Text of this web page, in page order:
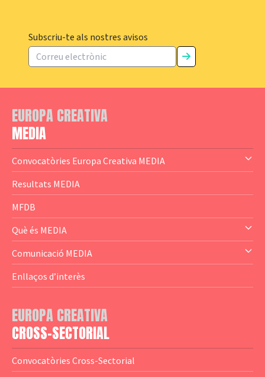
Subscriu-te als nostres avisos
EUROPA CREATIVA
MEDIA
Convocatòries Europa Creativa MEDIA
— Content Cluster
— Business Cluster
— Audience Cluster
— Altres
Resultats MEDIA
MFDB
Què és MEDIA
— El subprograma MEDIA
— Agència Executiva
— Logotips
Comunicació MEDIA
— Estrenes a Catalunya
— Notícies
— Publicacions
— Guies MEDIA
Enllaços d’interès
EUROPA CREATIVA
CROSS-SECTORIAL
Convocatòries Cross-Sectorial